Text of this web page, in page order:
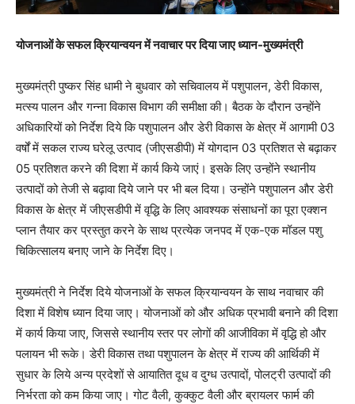
योजनाओं के सफल क्रियान्वयन में नवाचार पर दिया जाए ध्यान-मुख्यमंत्री
मुख्यमंत्री पुष्कर सिंह धामी ने बुधवार को सचिवालय में पशुपालन, डेरी विकास,
मत्स्य पालन और गन्ना विकास विभाग की समीक्षा की। बैठक के दौरान उन्होंने
अधिकारियों को निर्देश दिये कि पशुपालन और डेरी विकास के क्षेत्र में आगामी 03
वर्षों में सकल राज्य घरेलू उत्पाद (जीएसडीपी) में योगदान 03 प्रतिशत से बढ़ाकर
05 प्रतिशत करने की दिशा में कार्य किये जाएं। इसके लिए उन्होंने स्थानीय
उत्पादों को तेजी से बढ़ावा दिये जाने पर भी बल दिया। उन्होंने पशुपालन और डेरी
विकास के क्षेत्र में जीएसडीपी में वृद्धि के लिए आवश्यक संसाधनों का पूरा एक्शन
प्लान तैयार कर प्रस्तुत करने के साथ प्रत्येक जनपद में एक-एक मॉडल पशु
चिकित्सालय बनाए जाने के निर्देश दिए।
मुख्यमंत्री ने निर्देश दिये योजनाओं के सफल क्रियान्वयन के साथ नवाचार की
दिशा में विशेष ध्यान दिया जाए। योजनाओं को और अधिक प्रभावी बनाने की दिशा
में कार्य किया जाए, जिससे स्थानीय स्तर पर लोगों की आजीविका में वृद्धि हो और
पलायन भी रूके। डेरी विकास तथा पशुपालन के क्षेत्र में राज्य की आर्थिकी में
सुधार के लिये अन्य प्रदेशों से आयातित दूध व दुग्ध उत्पादों, पोलट्री उत्पादों की
निर्भरता को कम किया जाए। गोट वैली, कुक्कुट वैली और ब्रायलर फार्म की